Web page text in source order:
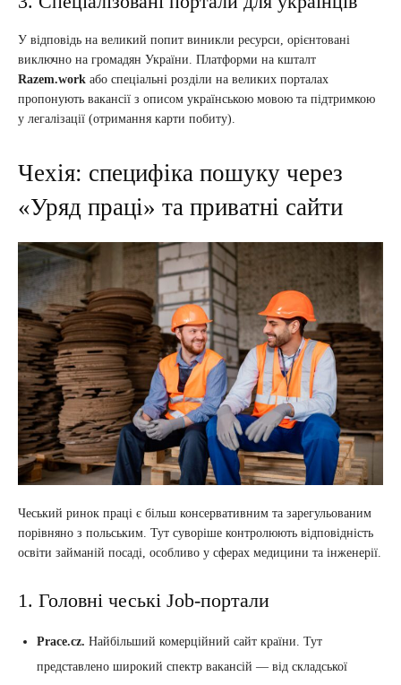
У відповідь на великий попит виникли ресурси, орієнтовані
виключно на громадян України. Платформи на кшталт
Razem.work або спеціальні розділи на великих порталах
пропонують вакансії з описом українською мовою та підтримкою
у легалізації (отримання карти побиту).
Чехія: специфіка пошуку через
«Уряд праці» та приватні сайти
Чеський ринок праці є більш консервативним та зарегульованим
порівняно з польським. Тут суворіше контролюють відповідність
освіти займаній посаді, особливо у сферах медицини та інженерії.
1. Головні чеські Job-портали
Prace.cz. Найбільший комерційний сайт країни. Тут
представлено широкий спектр вакансій — від складської